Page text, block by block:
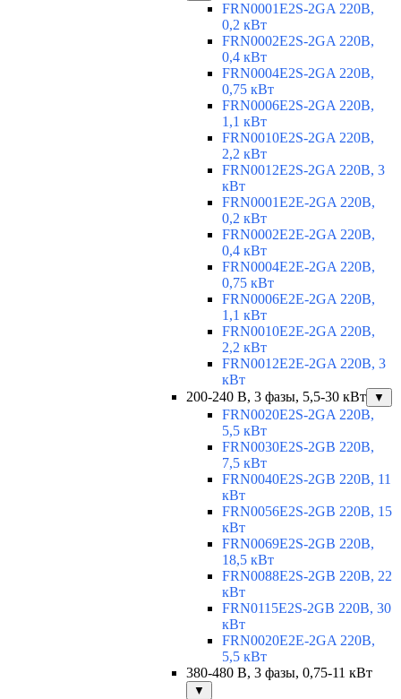
FRN0001E2S-2GA 220В,
0,2 кВт
FRN0002E2S-2GA 220В,
0,4 кВт
FRN0004E2S-2GA 220В,
0,75 кВт
FRN0006E2S-2GA 220В,
1,1 кВт
FRN0010E2S-2GA 220В,
2,2 кВт
FRN0012E2S-2GA 220В, 3
кВт
FRN0001E2E-2GA 220В,
0,2 кВт
FRN0002E2E-2GA 220В,
0,4 кВт
FRN0004E2E-2GA 220В,
0,75 кВт
FRN0006E2E-2GA 220В,
1,1 кВт
FRN0010E2E-2GA 220В,
2,2 кВт
FRN0012E2E-2GA 220В, 3
кВт
200-240 В, 3 фазы, 5,5-30 кВт
▼
FRN0020E2S-2GA 220В,
5,5 кВт
FRN0030E2S-2GB 220В,
7,5 кВт
FRN0040E2S-2GB 220В, 11
кВт
FRN0056E2S-2GB 220В, 15
кВт
FRN0069E2S-2GB 220В,
18,5 кВт
FRN0088E2S-2GB 220В, 22
кВт
FRN0115E2S-2GB 220В, 30
кВт
FRN0020E2E-2GA 220В,
5,5 кВт
380-480 В, 3 фазы, 0,75-11 кВт
▼